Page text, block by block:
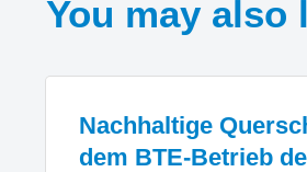
You may also
Nachhaltige
dem BTE-Betrieb